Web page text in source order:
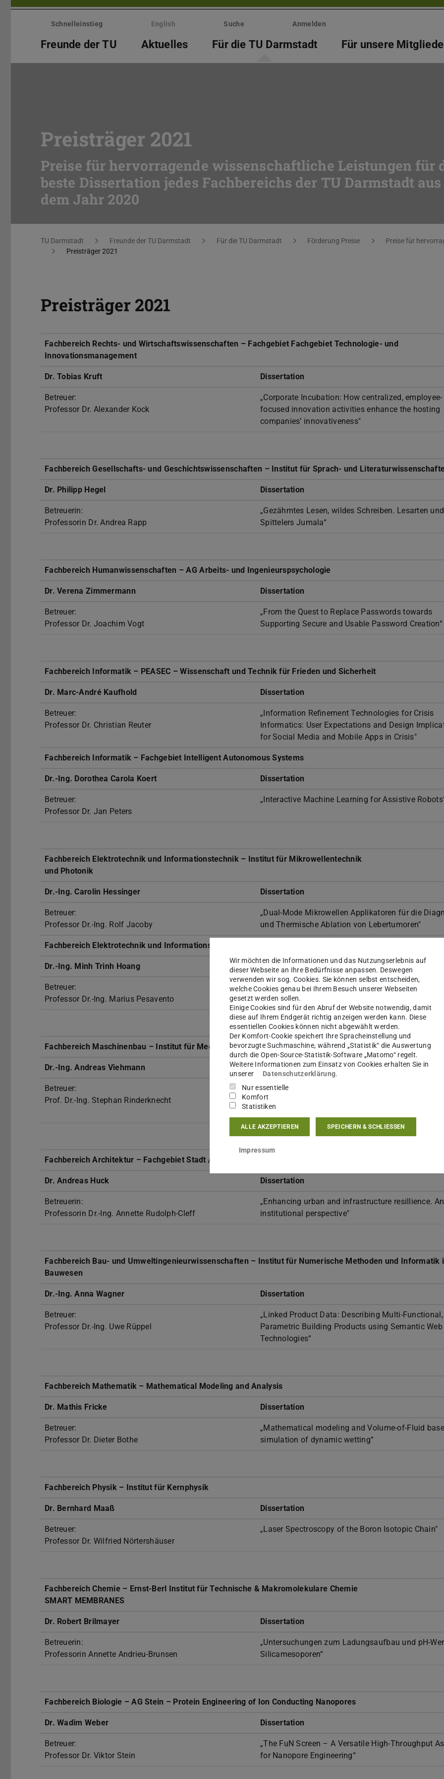
Menü
überspringenSchnelleinstieg English Suche Anmelden
Freunde der TU Aktuelles Für die TU Darmstadt Für unsere
Preisträger 2021
Preise für hervorragende wissenschaftliche Leistungen für
beste Dissertation jedes Fachbereichs der TU Darmstadt aus
dem Jahr 2020
Sie befinden sich hier:
TU Darmstadt Freunde der TU Darmstadt Für die TU Darmstadt Förderung Preise
Preise für
Preisträger 2021
Preisträger 2021
Fachbereich Rechts- und Wirtschaftswissenschaften – Fachgebiet Fachgebiet Technologie- und
Innovationsmanagement
Dr. Tobias Kruft Dissertation
Betreuer:
Professor Dr. Alexander Kock
„Corporate Incubation: How centralized, employee-
focused innovation activities enhance the hosting
companies’ innovativeness"
Fachbereich Gesellschafts- und Geschichtswissenschaften – Institut für Sprach- und
Dr. Philipp Hegel Dissertation
Betreuerin:
Professorin Dr. Andrea Rapp
„Gezähmtes Lesen, wildes Schreiben. Lesarten
Spittelers Jumala“
Fachbereich Humanwissenschaften – AG Arbeits- und Ingenieurspsychologie
Dr. Verena Zimmermann Dissertation
Betreuer:
Professor Dr. Joachim Vogt
„From the Quest to Replace Passwords towards
Supporting Secure and Usable Password Creation“
Fachbereich Informatik – PEASEC – Wissenschaft und Technik für Frieden und Sicherheit
Dr. Marc-André Kaufhold Dissertation
Betreuer:
Professor Dr. Christian Reuter
„Information Refinement Technologies for Crisis
Informatics: User Expectations and Design
for Social Media and Mobile Apps in Crisis"
Fachbereich Informatik – Fachgebiet Intelligent Autonomous Systems
Dr.-Ing. Dorothea Carola Koert Dissertation
Betreuer:
Professor Dr. Jan Peters
„Interactive Machine Learning for Assistive
Fachbereich Elektrotechnik und Informationstechnik – Institut für Mikrowellentechnik
und Photonik
Dr.-Ing. Carolin Hessinger Dissertation
Betreuer:
Professor Dr.-Ing. Rolf Jacoby
„Dual-Mode Mikrowellen Applikatoren für die
und Thermische Ablation von Lebertumoren"
Fachbereich Elektrotechnik und Informationstechnik – Institut für Nachrichtentechnik
Dr.-Ing. Minh Trinh Hoang Dissertation
Betreuer:
Professor Dr.-Ing. Marius Pesavento
„Partial Relaxation: A Computationally Efficient
of-Arrival Estimation Framework"
Fachbereich Maschinenbau – Institut für Mechatronische Systeme
Dr.-Ing. Andreas Viehmann Dissertation
Betreuer:
Prof. Dr.-Ing. Stephan Rinderknecht
„Erweiterte Betriebsstrategie für dedizierte parallel-
serielle Hybridantriebe zur Berücksichtigung des
Fachbereich Architektur – Fachgebiet Stadt / Entwerfen und Stadtentwicklung
Dr. Andreas Huck Dissertation
Betreuerin:
Professorin Dr.-Ing. Annette Rudolph-Cleff
„Enhancing urban and infrastructure resillience. An
institutional perspective"
Fachbereich Bau- und Umweltingenieurwissenschaften – Institut für Numerische Methoden und Informatik
Bauwesen
Dr.-Ing. Anna Wagner Dissertation
Betreuer:
Professor Dr.-Ing. Uwe Rüppel
„Linked Product Data: Describing Multi-Functional,
Parametric Building Products using Semantic Web
Technologies“
Fachbereich Mathematik – Mathematical Modeling and Analysis
Dr. Mathis Fricke Dissertation
Betreuer:
Professor Dr. Dieter Bothe
„Mathematical modeling and Volume-of-Fluid
simulation of dynamic wetting“
Fachbereich Physik – Institut für Kernphysik
Dr. Bernhard Maaß Dissertation
Betreuer:
Professor Dr. Wilfried Nörtershäuser
„Laser Spectroscopy of the Boron Isotopic Chain"
Fachbereich Chemie – Ernst-Berl Institut für Technische & Makromolekulare Chemie
SMART MEMBRANES
Dr. Robert Brilmayer Dissertation
Betreuerin:
Professorin Annette Andrieu-Brunsen
„Untersuchungen zum Ladungsaufbau und pH-
Silicamesoporen“
Fachbereich Biologie – AG Stein – Protein Engineering of Ion Conducting Nanopores
Dr. Wadim Weber Dissertation
Betreuer:
Professor Dr. Viktor Stein
„The FuN Screen – A Versatile High-Throughput
for Nanopore Engineering“
Wir möchten die Informationen und das Nutzungserlebnis auf
dieser Webseite an Ihre Bedürfnisse anpassen. Deswegen
verwenden wir sog. Cookies. Sie können selbst entscheiden,
welche Cookies genau bei Ihrem Besuch unserer Webseiten
gesetzt werden sollen.
Einige Cookies sind für den Abruf der Website notwendig, damit
diese auf Ihrem Endgerät richtig anzeigen werden kann. Diese
essentiellen Cookies können nicht abgewählt werden.
Der Komfort-Cookie speichert Ihre Spracheinstellung und
bevorzugte Suchmaschine, während „Statistik“ die Auswertung
durch die Open-Source-Statistik-Software „Matomo“ regelt.
Weitere Informationen zum Einsatz von Cookies erhalten Sie in
unserer
Datenschutzerklärung.
Nur essentielle
Komfort
Statistiken
ALLE AKZEPTIEREN SPEICHERN & SCHLIESSEN
Impressum